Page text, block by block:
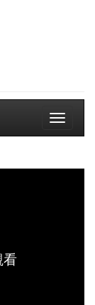
Toggle
看